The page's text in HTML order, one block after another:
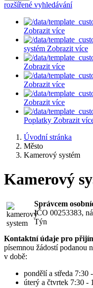
rozšířené vyhledávání
Zobrazit více
systém Zobrazit více
Zobrazit více
Zobrazit více
Zobrazit více
Poplatky Zobrazit
Úvodní stránka
Město
Kamerový systém
Kamerový
Správcem
IČO 00253383,
Týn
Kontaktní údaje pro
písemnou žádostí podanou
v době:
pondělí a středa 7:30
úterý a čtvrtek 7:30 -